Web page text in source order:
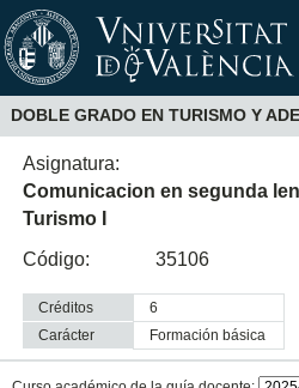
DOBLE GRADO EN TURISMO Y ADE
Asignatura:
Comunicacion en segunda
Turismo I
Código:
35106
Créditos
6
Carácter
formación básica